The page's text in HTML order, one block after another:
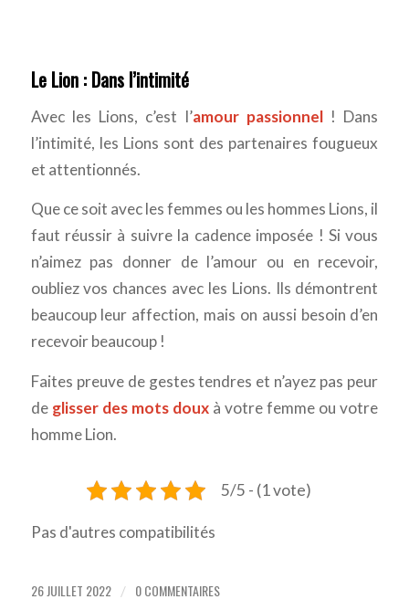
Le Lion : Dans l’intimité
Avec les Lions, c’est l’amour passionnel! Dans
l’intimité, les Lions sont des partenaires fougueux
et attentionnés.
Que ce soit avec les femmes ou les hommes Lions, il
faut réussir à suivre la cadence imposée ! Si vous
n’aimez pas donner de l’amour ou en recevoir,
oubliez vos chances avec les Lions. Ils démontrent
beaucoup leur affection, mais on aussi besoin d’en
recevoir beaucoup !
Faites preuve de gestes tendres et n’ayez pas peur
de glisser des mots douxà votre femme ou votre
homme Lion.
5/5 - (1 vote)
Pas d'autres compatibilités
26 JUILLET 2022 / 0 COMMENTAIRES